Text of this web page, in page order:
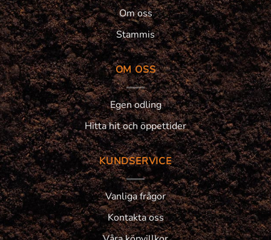
Om oss
Stammis
OM OSS
Egen odling
Hitta hit och öppettider
KUNDSERVICE
Vanliga frågor
Kontakta oss